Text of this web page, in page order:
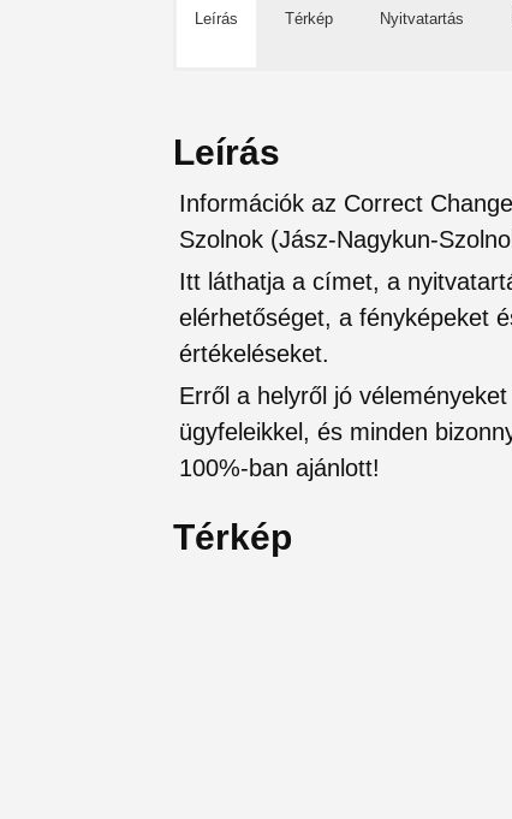
Leírás Térkép Nyitvatartás
Leírás
Információk az Correct
Szolnok (Jász-Nagykun-
Itt láthatja a címet, a
elérhetőséget, a fényképeket
értékeléseket.
Erről a helyről jó
ügyfeleikkel, és minden
100%-ban ajánlott!
Térkép